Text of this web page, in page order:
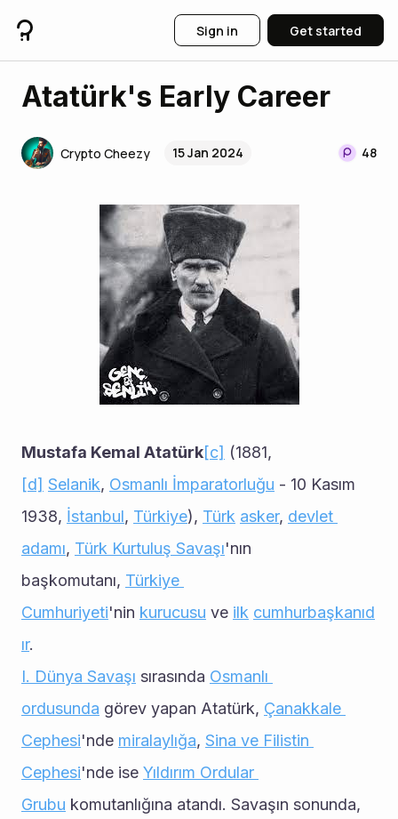
Sign in Get started
Atatürk's Early Career
Crypto Cheezy 15 Jan 2024 48
Mustafa Kemal Atatürk[c] (1881,
[d] Selanik, Osmanlı İmparatorluğu - 10 Kasım
1938, İstanbul, Türkiye), Türk asker, devlet
adamı, Türk Kurtuluş Savaşı'nın
başkomutanı, Türkiye
Cumhuriyeti'nin kurucusu ve ilk cumhurbaşkanıd
ır.
I. Dünya Savaşı sırasında Osmanlı
ordusunda görev yapan Atatürk, Çanakkale
Cephesi'nde miralaylığa, Sina ve Filistin
Cephesi'nde ise Yıldırım Ordular
Grubu komutanlığına atandı. Savaşın sonunda,